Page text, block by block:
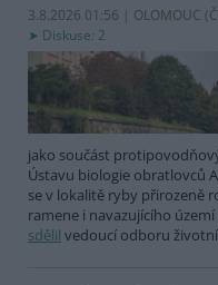
3.8.2026 01:56 | OLOMOUC (
Diskuse: 2
jako součást
Ústavu biologie obratlovců
se v lokalitě ryby přirozeně
ramene i navazujícího
sdělil vedoucí odboru